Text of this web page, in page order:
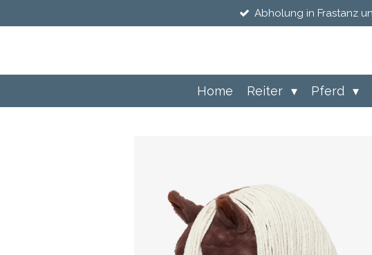
Hauptinhalt
Abholung in Frastanz
Home Reiter Pferd